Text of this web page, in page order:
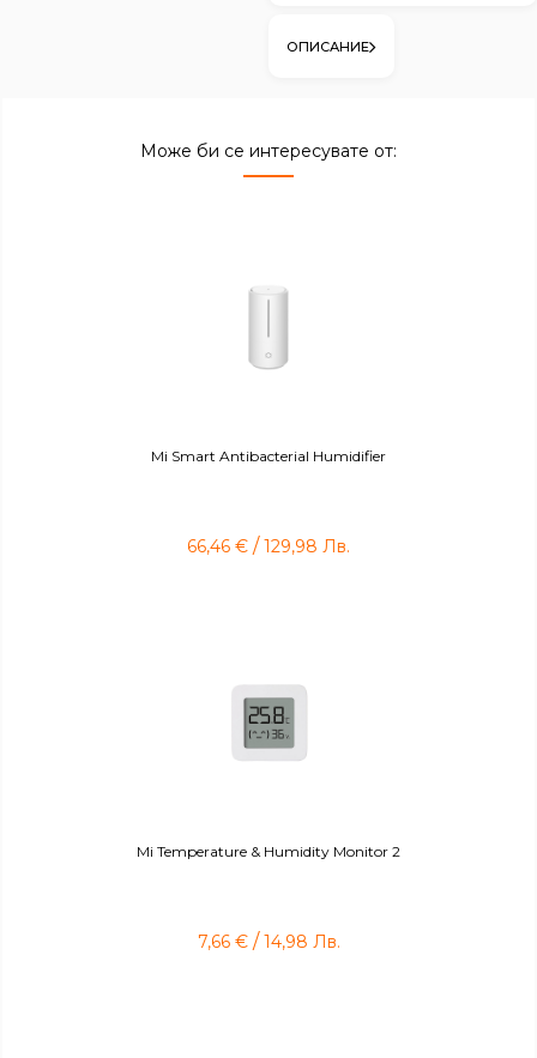
ОПИСАНИЕ
Може би се интересувате от:
Mi Smart Antibacterial Humidifier
66,46 € /129,98 Лв.
Mi Temperature & Humidity Monitor 2
7,66 € /14,98 Лв.